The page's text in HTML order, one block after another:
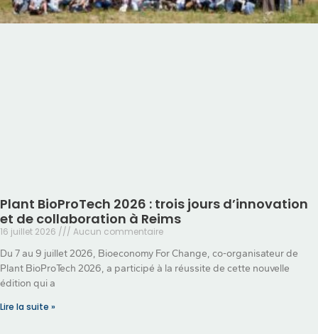
Plant BioProTech 2026 : trois jours d’innovation
et de collaboration à Reims
16 juillet 2026
Aucun commentaire
Du 7 au 9 juillet 2026, Bioeconomy For Change, co-organisateur de
Plant BioProTech 2026, a participé à la réussite de cette nouvelle
édition qui a
Lire la suite »